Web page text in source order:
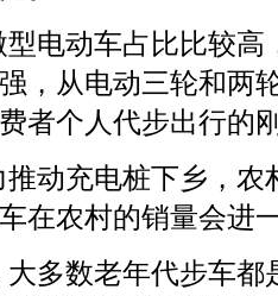
电动车占比比较高
，从电动三轮和两
者个人代步出行的
动充电桩下乡，农
在农村的销量会进
多数老年代步车都